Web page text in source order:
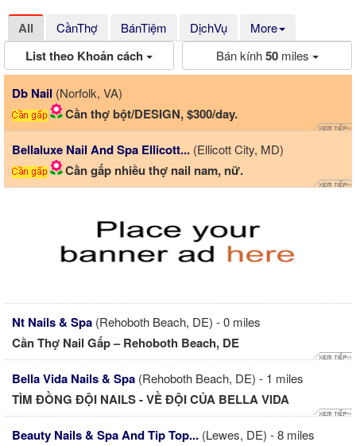
All CầnThợ BánTiệm DịchVụ More
List theo Khoản cách Bán kính50miles
Db Nail (Norfolk, VA)
Cần thợ bột/DESIGN, $300/day.
Bellaluxe Nail And Spa Ellicott... (Ellicott City, MD)
Cần gấp nhiều thợ nail nam, nữ.
Nt Nails & Spa (Rehoboth Beach, DE) - 0 miles
Cần Thợ Nail Gấp – Rehoboth Beach, DE
Bella Vida Nails & Spa (Rehoboth Beach, DE) - 1 miles
TÌM ĐỒNG ĐỘI NAILS - VỀ ĐỘI CỦA BELLA VIDA
Beauty Nails & Spa And Tip Top... (Lewes, DE) - 8 miles